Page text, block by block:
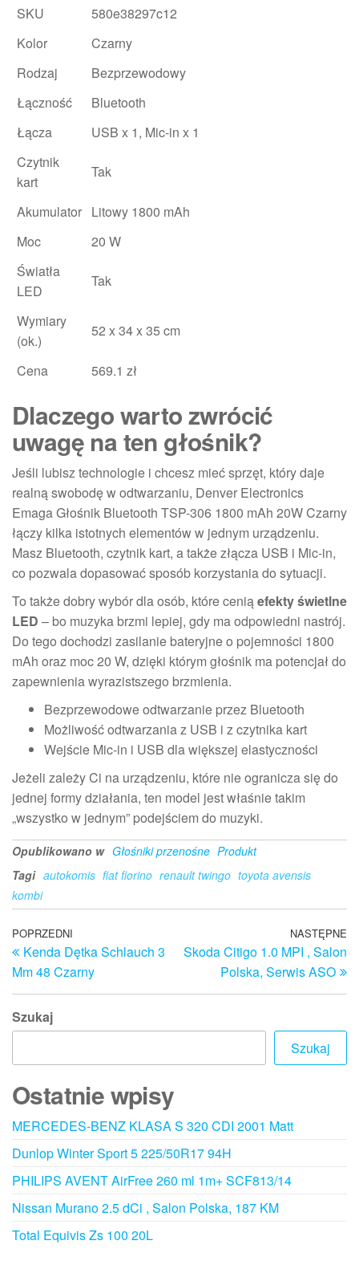
SKU
580e38297c12
Kolor
Czarny
Rodzaj
Bezprzewodowy
Łączność
Bluetooth
Łącza
USB x 1, Mic-in x 1
Czytnik
kart
Tak
Akumulator Litowy 1800 mAh
Moc
20 W
Światła
LED
Tak
Wymiary
(ok.)
52 x 34 x 35 cm
Cena 569.1 zł
Dlaczego warto zwrócić
uwagę na ten głośnik?
Jeśli lubisz technologie i chcesz mieć sprzęt, który daje
realną swobodę w odtwarzaniu, Denver Electronics
Emaga Głośnik Bluetooth TSP-306 1800 mAh 20W Czarny
łączy kilka istotnych elementów w jednym urządzeniu.
Masz Bluetooth, czytnik kart, a także złącza USB i Mic-in,
co pozwala dopasować sposób korzystania do sytuacji.
To także dobry wybór dla osób, które ceniąefekty świetlne
LED – bo muzyka brzmi lepiej, gdy ma odpowiedni nastrój.
Do tego dochodzi zasilanie bateryjne o pojemności 1800
mAh oraz moc 20 W, dzięki którym głośnik ma potencjał do
zapewnienia wyrazistszego brzmienia.
Bezprzewodowe odtwarzanie przez Bluetooth
Możliwość odtwarzania z USB i z czytnika kart
Wejście Mic-in i USB dla większej elastyczności
Jeżeli zależy Ci na urządzeniu, które nie ogranicza się do
jednej formy działania, ten model jest właśnie takim
„wszystko w jednym” podejściem do muzyki.
Opublikowano w Głośniki przenośne Produkt
Tagi autokomis fiat fiorino renault twingo toyota avensis
kombi
Nawigacja
wpisu
Poprzedni
wpis
POPRZEDNI
Kenda Dętka Schlauch 3
Mm 48 Czarny
NASTĘPNE
Skoda Citigo 1.0 MPI , Salon
Polska, Serwis ASO
Szukaj
Szukaj
Ostatnie wpisy
MERCEDES-BENZ KLASA S 320 CDI 2001 Matt
Dunlop Winter Sport 5 225/50R17 94H
PHILIPS AVENT AirFree 260 ml 1m+ SCF813/14
Nissan Murano 2.5 dCi , Salon Polska, 187 KM
Total Equivis Zs 100 20L